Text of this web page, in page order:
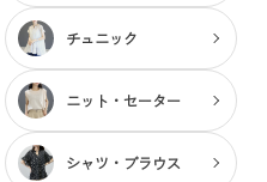
チュニック
ニット・セーター
シャツ・ブラウス